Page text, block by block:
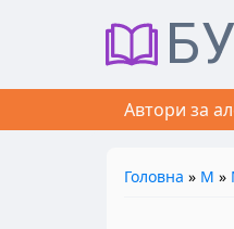
Автори за
Головна » М »